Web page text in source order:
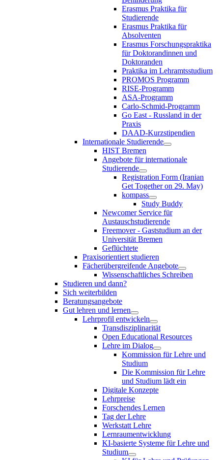
Erasmus Praktika für
Studierende
Erasmus Praktika für
Absolventen
Erasmus Forschungspraktika
für Doktorandinnen und
Doktoranden
Praktika im Lehramtsstudium
PROMOS Programm
RISE-Programm
ASA-Programm
Carlo-Schmid-Programm
Go East - Russland in der
Praxis
DAAD-Kurzstipendien
Internationale Studierende
HIST Bremen
Angebote für internationale
Studierende
Registration Form (Iranian
Get Together on 29. May)
kompass
Study Buddy
Newcomer Service für
Austauschstudierende
Freemover - Gaststudium an der
Universität Bremen
Geflüchtete
Praxisorientiert studieren
Fächerübergreifende Angebote
Wissenschaftliches Schreiben
Studieren und dann?
Sich weiterbilden
Beratungsangebote
Gut lehren und lernen
Lehrprofil entwickeln
Transdisziplinarität
Open Educational Resources
Lehre im Dialog
Kommission für Lehre und
Studium
Die Kommission für Lehre
und Studium lädt ein
Digitale Konzepte
Lehrpreise
Forschendes Lernen
Tag der Lehre
Werkstatt Lehre
Lernraumentwicklung
KI-basierte Systeme für Lehre und
Studium